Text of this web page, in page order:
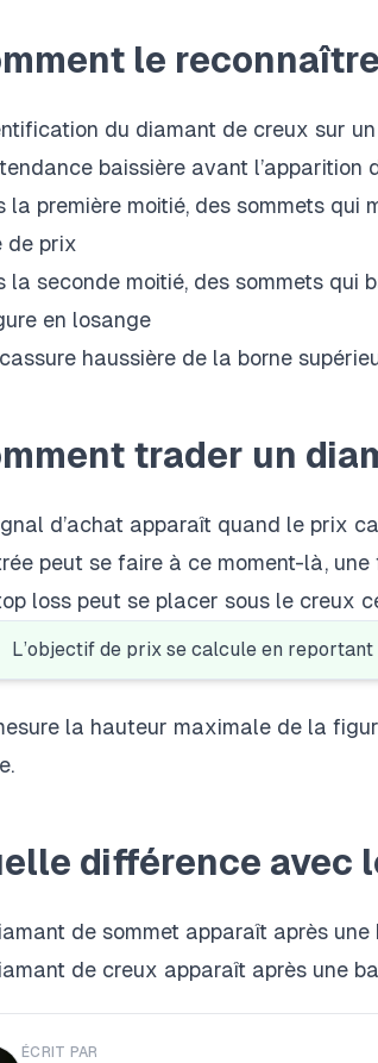
le
du diamant de creux sur
baissière avant l’apparition
la première moitié, des sommets
de prix
la seconde moitié, des sommets qui
en losange
haussière de la borne
trader un
d’achat apparaît quand le prix
peut se faire à ce moment-là,
loss peut se placer sous le creux
L’objectif de prix se calcule en
la hauteur maximale de la
différence avec
de sommet apparaît après
de creux apparaît après une
ÉCRIT PAR